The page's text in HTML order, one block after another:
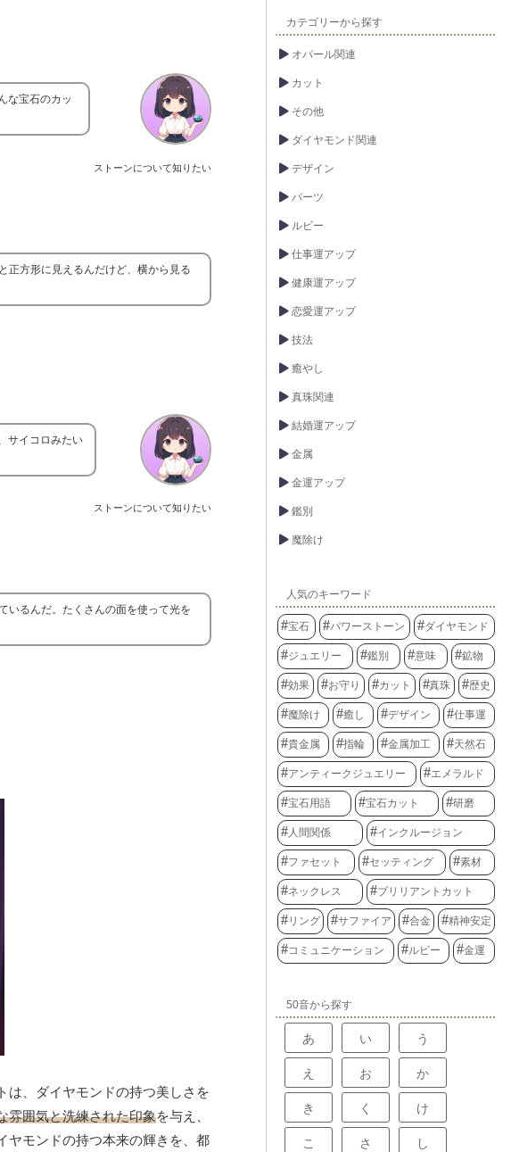
ストーンについて知りたい
な宝石のカッ
正方形に見えるんだけど、横から見る
ストーンについて知りたい
サイコロみたい
いるんだ。たくさんの面を使って光を
は、ダイヤモンドの持つ美しさを
雰囲気と洗練された印象を与え、
ヤモンドの持つ本来の輝きを、都
カテゴリーから探す
オパール関連
カット
その他
ダイヤモンド関連
デザイン
パーツ
ルビー
仕事運アップ
健康運アップ
恋愛運アップ
技法
癒やし
真珠関連
結婚運アップ
金属
金運アップ
鑑別
魔除け
人気のキーワード
宝石 パワーストーン ダイヤモンド
ジュエリー 鑑別 意味 鉱物
効果 お守り カット 真珠 歴史
魔除け 癒し デザイン 仕事運
貴金属 指輪 金属加工 天然石
アンティークジュエリー エメラルド
宝石用語 宝石カット 研磨
人間関係 インクルージョン
ファセット セッティング 素材
ネックレス ブリリアントカット
リング サファイア 合金 精神安定
コミュニケーション ルビー 金運
50音から探す
あ い う
え お か
き く け
こ さ し